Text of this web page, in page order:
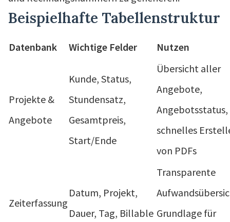
Beispielhafte Tabellenstruktur
Datenbank Wichtige Felder Nutzen
Projekte &
Angebote
Kunde, Status,
Stundensatz,
Gesamtpreis,
Start/Ende
Übersicht aller
Angebote,
Angebotsstatus,
schnelles
von PDFs
Zeiterfassung
Datum, Projekt,
Dauer, Tag, Billable
Transparente
Grundlage für